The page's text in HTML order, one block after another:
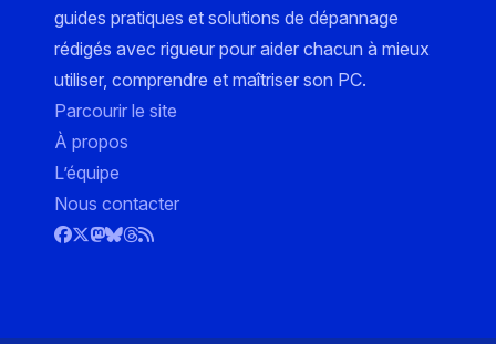
guides pratiques et solutions de dépannage
rédigés avec rigueur pour aider chacun à mieux
utiliser, comprendre et maîtriser son PC.
Parcourir le site
À propos
L’équipe
Nous contacter